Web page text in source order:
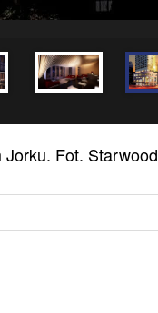
Jorku. Fot. Starwood